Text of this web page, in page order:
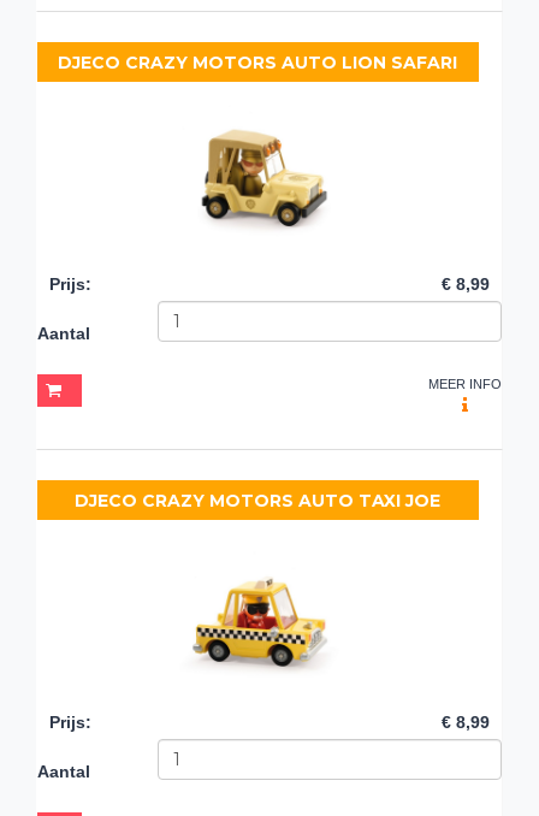
DJECO CRAZY MOTORS AUTO LION SAFARI
Prijs: € 8,99
Aantal
MEER INFO
DJECO CRAZY MOTORS AUTO TAXI JOE
Prijs: € 8,99
Aantal